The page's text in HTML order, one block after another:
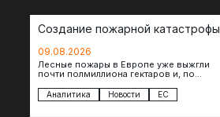
Создание пожарной катастрофы
09.08.2026
Лесные пожары в Европе уже выжгли
почти полмиллиона гектаров и, по
экономике в €15,6–19,1 млрд. К…
Аналитика Новости ЕС